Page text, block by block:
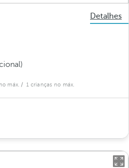
Detalhes
máx. / 1 crianças no máx.